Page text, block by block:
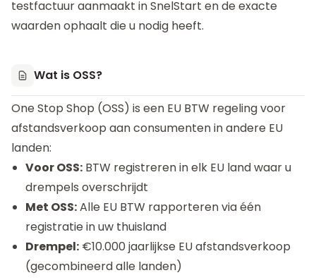
testfactuur aanmaakt in SnelStart en de exacte
waarden ophaalt die u nodig heeft.
Wat is OSS?
One Stop Shop (OSS) is een EU BTW regeling voor
afstandsverkoop aan consumenten in andere EU
landen:
Voor OSS: BTW registreren in elk EU land waar u
drempels overschrijdt
Met OSS:Alle EU BTW rapporteren via één
registratie in uw thuisland
Drempel: €10.000 jaarlijkse EU afstandsverkoop
(gecombineerd alle landen)